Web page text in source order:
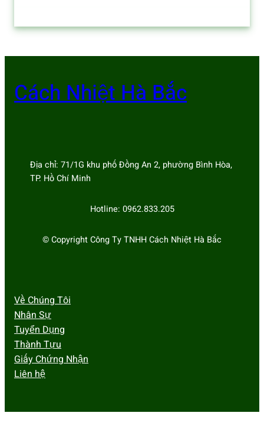
Cách Nhiệt Hà Bắc
Địa chỉ: 71/1G khu phố Đồng An 2, phường Bình Hòa,
TP. Hồ Chí Minh
Hotline: 0962.833.205
© Copyright Công Ty TNHH Cách Nhiệt Hà Bắc
Về Chúng Tôi
Nhân Sự
Tuyển Dụng
Thành Tựu
Giấy Chứng Nhận
Liên hệ